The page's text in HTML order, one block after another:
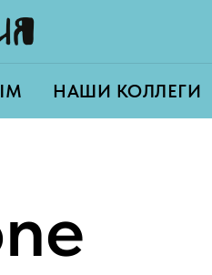
НАШИ КОЛЛЕГИ